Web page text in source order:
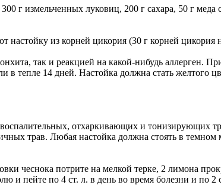
г измельченных луковиц, 200 г сахара, 50 г
из корней цикория (30 г корней цикория
так и реакцией на какой-нибудь аллерген.
в тепле 14 дней. Настойка должна стать желтого
отхаркивающих и тонизирующих
трав. Любая настойка должна стоять в
чеснока потрите на мелкой терке, 2 лимона
и пейте по 4 ст. л. в день во время болезни и по